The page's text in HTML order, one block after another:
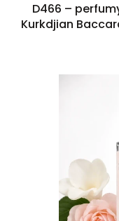
D466 –
Kurkdjian